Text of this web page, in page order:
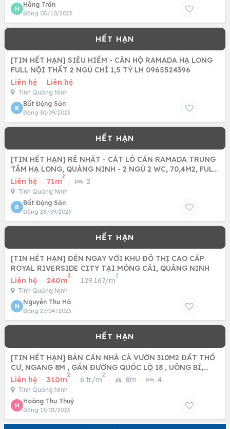
H
Hằng Trần
Đăng 05/10/2023
[TIN HẾT HẠN] SIÊU HIẾM - CĂN HỘ RAMADA HẠ LONG
FULL NỘI THẤT 2 NGỦ CHỈ 1,5 TỶ LH 0965524396
Liên hệ · Liên hệ
Tỉnh Quảng Ninh
B
Bất Động Sản
Đăng 30/09/2023
[TIN HẾT HẠN] RẺ NHẤT - CẮT LỖ CĂN RAMADA TRUNG
TÂM HẠ LONG, QUẢNG NINH - 2 NGỦ 2 WC, 70,4M2, FULL
NỘI THẤT XỊN,
Liên hệ · 71m
2
· 2
Tỉnh Quảng Ninh
B
Bất Động Sản
Đăng 28/09/2023
[TIN HẾT HẠN] ĐẾN NGAY VỚI KHU ĐÔ THỊ CAO CẤP
ROYAL RIVERSIDE CITY TẠI MÓNG CÁI, QUẢNG NINH
Liên hệ · 240m
2
· 129.167/m
2
Tỉnh Quảng Ninh
N
Nguyễn Thu Hà
Đăng 27/04/2023
[TIN HẾT HẠN] BÁN CĂN NHÀ CẢ VƯỜN 310M2 ĐẤT THỔ
CƯ, NGANG 8M , GẦN ĐƯỜNG QUỐC LỘ 18 , UÔNG BÍ,
QUẢNG NINH
Liên hệ · 310m
2
· 6 tr/m
2
· 8m · 4
Tỉnh Quảng Ninh
H
Hoàng Thu Thuỷ
Đăng 13/03/2023